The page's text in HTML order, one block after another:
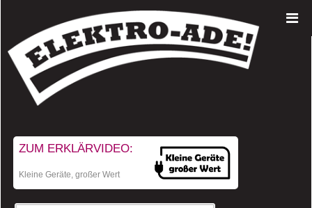
ZUM ERKLÄRVIDEO:
Kleine Geräte, großer Wert